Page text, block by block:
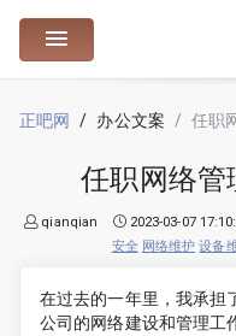
正吧网 办公文案 任职网络管理职务的年终
任职网络管
qianqian 2023-03-07
安全 网络维护 设备
在过去的一年里，我承担
公司的网络建设和管理工